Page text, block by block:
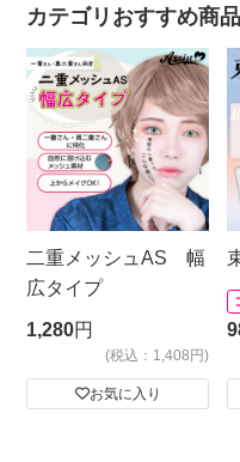
カテゴリおすすめ商品
二重メッシュAS 幅
広タイプ
1,280円
(税込：1,408円)
お気に入り